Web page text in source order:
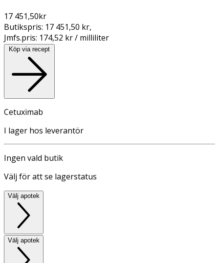
17 451,50kr
Butikspris: 17 451,50 kr,
Jmfs.pris: 174,52 kr / milliliter
Köp via recept
Cetuximab
I lager hos leverantör
Ingen vald butik
Välj för att se lagerstatus
Välj apotek
Välj apotek